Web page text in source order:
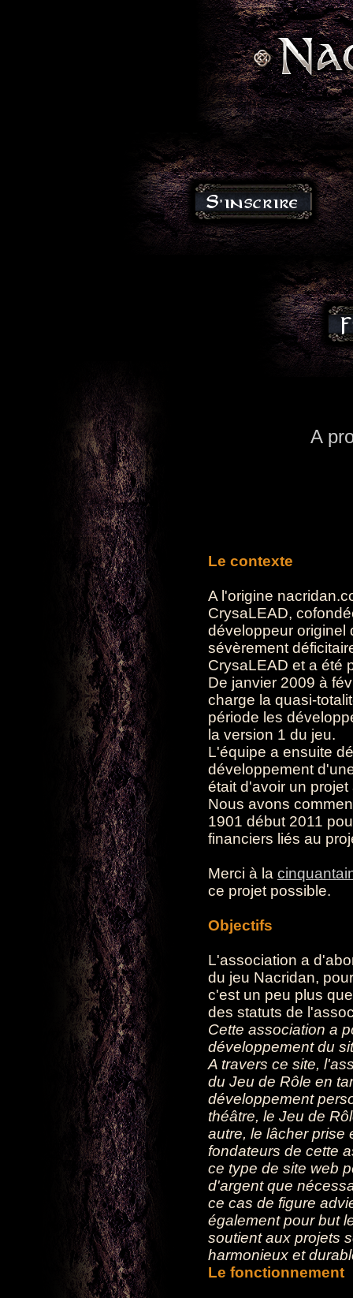
A
Le contexte
A l'origine
CrysaLEAD,
développeur originel
sévèrement
CrysaLEAD et a été
De janvier 2009 à
charge la quasi-
période les
la version 1 du jeu.
L'équipe a ensuite
développement
était d'avoir un
Nous avons
1901 début 2011
financiers liés au
Merci à la
ce projet possible.
Objectifs
L'association a
du jeu Nacridan,
c'est un peu plus
des statuts de
Cette association a
développement du
A travers ce site,
du Jeu de Rôle en
développement
théâtre, le Jeu de
autre, le lâcher prise
fondateurs de cette
ce type de site web
d'argent que
ce cas de figure
également pour but
soutient aux projets
harmonieux et
Le fonctionnement